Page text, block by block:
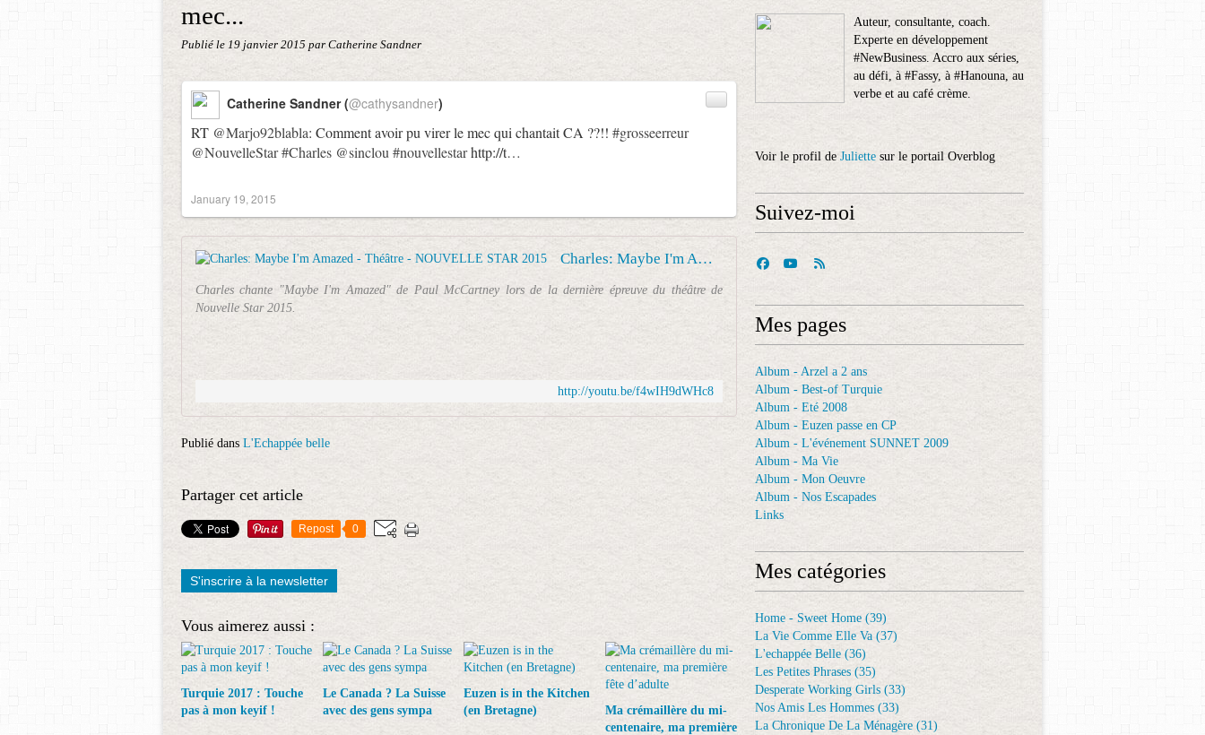
mec...
Publié le 19 janvier 2015 par Catherine Sandner
RT @Marjo92blabla: Comment avoir pu virer le mec qui chantait CA ??!! #grosseerreur
@NouvelleStar#Charles @sinclou #nouvellestarhttp://t…
Catherine Sandner (@cathysandner)
January 19, 2015
Charles: Maybe I'm Amazed - Théâtre - NOUVELLE STAR 2015
Charles chante "Maybe I'm Amazed" de Paul McCartney lors de la dernière épreuve du théâtre de
Nouvelle Star 2015.
http://youtu.be/f4wIH9dWHc8
Publié dans L'Echappée belle
Partager cet article
Repost 0
S'inscrire à la newsletter
Vous aimerez aussi :
Turquie 2017 : Touche
pas à mon keyif !
Le Canada ? La Suisse
avec des gens sympa
Euzen is in the Kitchen
(en Bretagne)
Ma crémaillère du mi-
centenaire, ma première
Auteur, consultante, coach.
Experte en développement
#NewBusiness. Accro aux séries,
au défi, à #Fassy, à #Hanouna, au
verbe et au café crème.
Voir le profil deJuliette sur le portail Overblog
Suivez-moi
Mes pages
Album - Arzel a 2 ans
Album - Best-of Turquie
Album - Eté 2008
Album - Euzen passe en CP
Album - L'événement SUNNET 2009
Album - Ma Vie
Album - Mon Oeuvre
Album - Nos Escapades
Links
Mes catégories
Home - Sweet Home (39)
La Vie Comme Elle Va (37)
L'echappée Belle (36)
Les Petites Phrases (35)
Desperate Working Girls (33)
Nos Amis Les Hommes (33)
La Chronique De La Ménagère (31)